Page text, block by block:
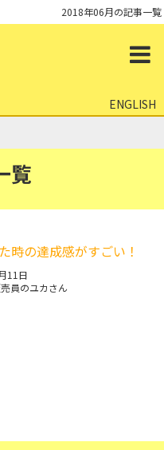
2018年06月の記事一覧
ENGLISH
覧
時の達成感がすごい！
11日
員のユカさん